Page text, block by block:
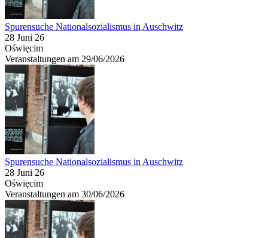
Spurensuche Nationalsozialismus in Auschwitz
28 Juni 26
Oświęcim
Veranstaltungen am 29/06/2026
Spurensuche Nationalsozialismus in Auschwitz
28 Juni 26
Oświęcim
Veranstaltungen am 30/06/2026